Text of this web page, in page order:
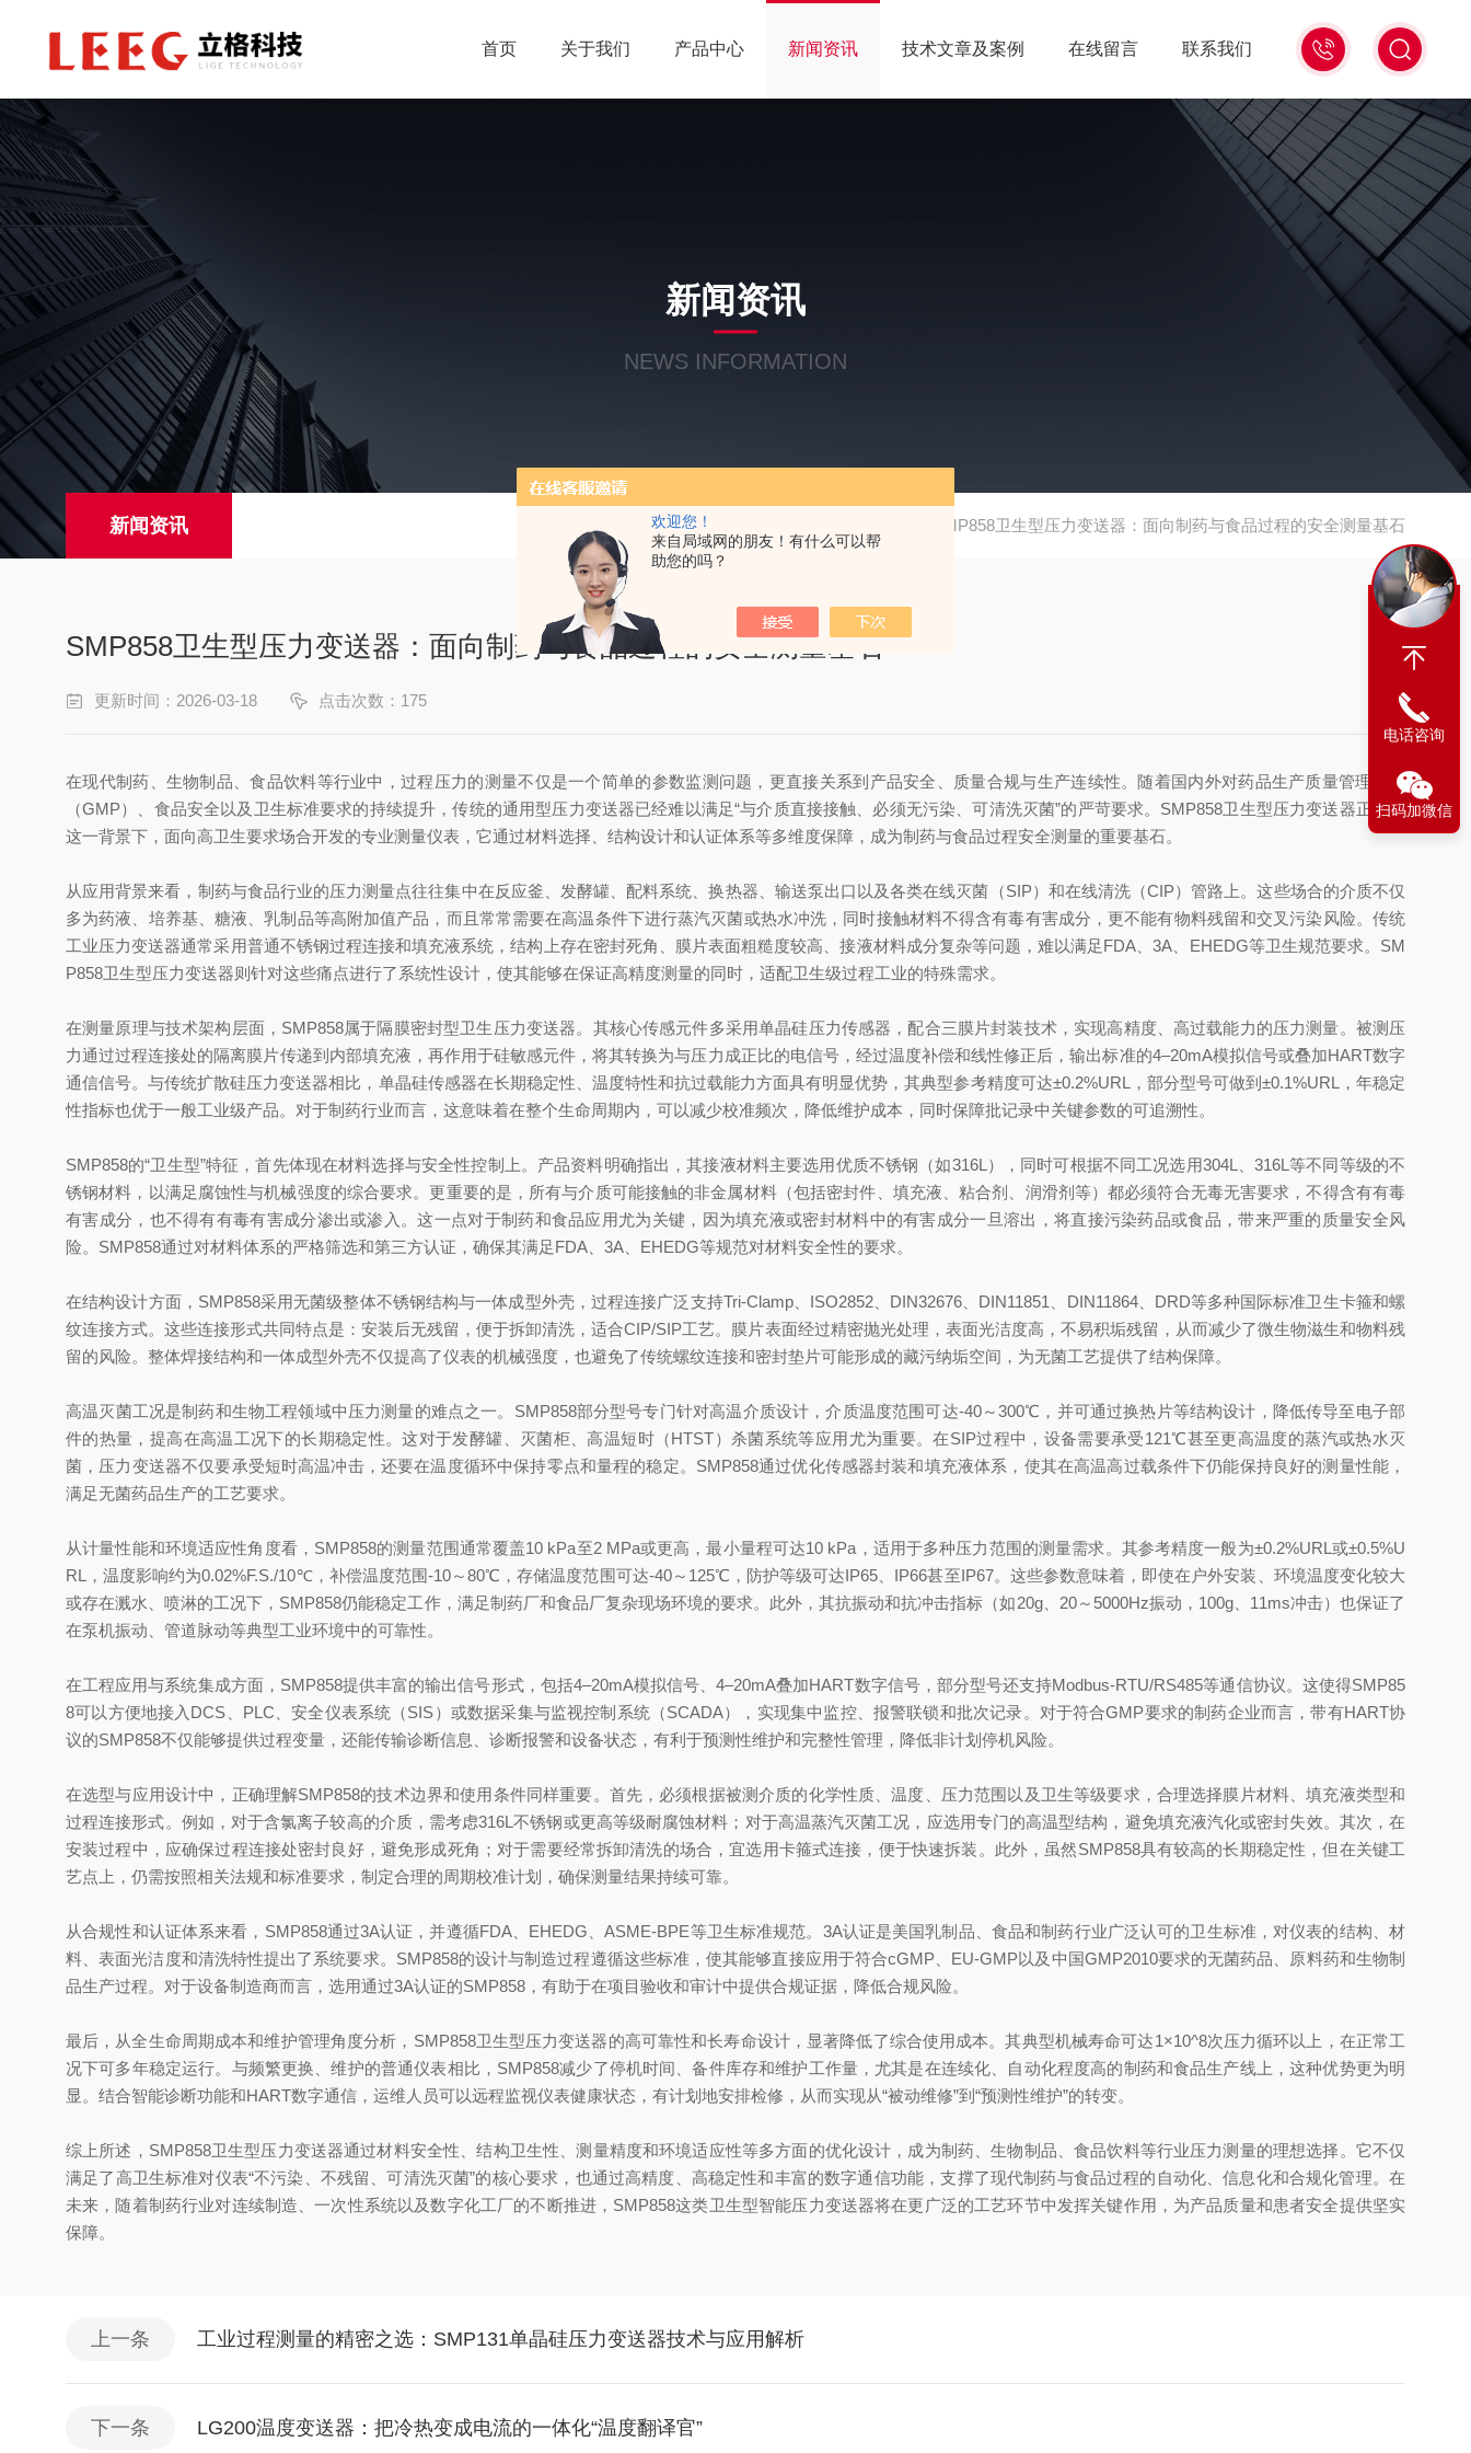
欢迎您！
来自局域网的朋友！有什么可以帮
助您的吗？
020-
85533515
首页 关于我们 产品中心 新闻资讯 技术文章及案例 在线留言 联系我们
新闻资讯
NEWS INFORMATION
新闻资讯 当前位置： SMP858卫生型压力变送器：面向制药与食品过程的安全测量基石
SMP858卫生型压力变送器：面向制药与食品过程的安全测量基石
更新时间：2026-03-18 点击次数：175
在现代制药、生物制品、食品饮料等行业中，过程压力的测量不仅是一个简单的参数监测问题，更直接关系到产品安全、质量合规与生产连续性。随着国内外对药品生产质量管理规范
（GMP）、食品安全以及卫生标准要求的持续提升，传统的通用型压力变送器已经难以满足“与介质直接接触、必须无污染、可清洗灭菌”的严苛要求。SMP858卫生型压力变送器正是在
这一背景下，面向高卫生要求场合开发的专业测量仪表，它通过材料选择、结构设计和认证体系等多维度保障，成为制药与食品过程安全测量的重要基石。
从应用背景来看，制药与食品行业的压力测量点往往集中在反应釜、发酵罐、配料系统、换热器、输送泵出口以及各类在线灭菌（SIP）和在线清洗（CIP）管路上。这些场合的介质不仅
多为药液、培养基、糖液、乳制品等高附加值产品，而且常常需要在高温条件下进行蒸汽灭菌或热水冲洗，同时接触材料不得含有毒有害成分，更不能有物料残留和交叉污染风险。传统
工业压力变送器通常采用普通不锈钢过程连接和填充液系统，结构上存在密封死角、膜片表面粗糙度较高、接液材料成分复杂等问题，难以满足FDA、3A、EHEDG等卫生规范要求。SM
P858卫生型压力变送器则针对这些痛点进行了系统性设计，使其能够在保证高精度测量的同时，适配卫生级过程工业的特殊需求。
在测量原理与技术架构层面，SMP858属于隔膜密封型卫生压力变送器。其核心传感元件多采用单晶硅压力传感器，配合三膜片封装技术，实现高精度、高过载能力的压力测量。被测压
力通过过程连接处的隔离膜片传递到内部填充液，再作用于硅敏感元件，将其转换为与压力成正比的电信号，经过温度补偿和线性修正后，输出标准的4–20mA模拟信号或叠加HART数字
通信信号。与传统扩散硅压力变送器相比，单晶硅传感器在长期稳定性、温度特性和抗过载能力方面具有明显优势，其典型参考精度可达±0.2%URL，部分型号可做到±0.1%URL，年稳定
性指标也优于一般工业级产品。对于制药行业而言，这意味着在整个生命周期内，可以减少校准频次，降低维护成本，同时保障批记录中关键参数的可追溯性。
SMP858的“卫生型”特征，首先体现在材料选择与安全性控制上。产品资料明确指出，其接液材料主要选用优质不锈钢（如316L），同时可根据不同工况选用304L、316L等不同等级的不
锈钢材料，以满足腐蚀性与机械强度的综合要求。更重要的是，所有与介质可能接触的非金属材料（包括密封件、填充液、粘合剂、润滑剂等）都必须符合无毒无害要求，不得含有有毒
有害成分，也不得有有毒有害成分渗出或渗入。这一点对于制药和食品应用尤为关键，因为填充液或密封材料中的有害成分一旦溶出，将直接污染药品或食品，带来严重的质量安全风
险。SMP858通过对材料体系的严格筛选和第三方认证，确保其满足FDA、3A、EHEDG等规范对材料安全性的要求。
在结构设计方面，SMP858采用无菌级整体不锈钢结构与一体成型外壳，过程连接广泛支持Tri-Clamp、ISO2852、DIN32676、DIN11851、DIN11864、DRD等多种国际标准卫生卡箍和螺
纹连接方式。这些连接形式共同特点是：安装后无残留，便于拆卸清洗，适合CIP/SIP工艺。膜片表面经过精密抛光处理，表面光洁度高，不易积垢残留，从而减少了微生物滋生和物料残
留的风险。整体焊接结构和一体成型外壳不仅提高了仪表的机械强度，也避免了传统螺纹连接和密封垫片可能形成的藏污纳垢空间，为无菌工艺提供了结构保障。
高温灭菌工况是制药和生物工程领域中压力测量的难点之一。SMP858部分型号专门针对高温介质设计，介质温度范围可达-40～300℃，并可通过换热片等结构设计，降低传导至电子部
件的热量，提高在高温工况下的长期稳定性。这对于发酵罐、灭菌柜、高温短时（HTST）杀菌系统等应用尤为重要。在SIP过程中，设备需要承受121℃甚至更高温度的蒸汽或热水灭
菌，压力变送器不仅要承受短时高温冲击，还要在温度循环中保持零点和量程的稳定。SMP858通过优化传感器封装和填充液体系，使其在高温高过载条件下仍能保持良好的测量性能，
满足无菌药品生产的工艺要求。
从计量性能和环境适应性角度看，SMP858的测量范围通常覆盖10 kPa至2 MPa或更高，最小量程可达10 kPa，适用于多种压力范围的测量需求。其参考精度一般为±0.2%URL或±0.5%U
RL，温度影响约为0.02%F.S./10℃，补偿温度范围-10～80℃，存储温度范围可达-40～125℃，防护等级可达IP65、IP66甚至IP67。这些参数意味着，即使在户外安装、环境温度变化较大
或存在溅水、喷淋的工况下，SMP858仍能稳定工作，满足制药厂和食品厂复杂现场环境的要求。此外，其抗振动和抗冲击指标（如20g、20～5000Hz振动，100g、11ms冲击）也保证了
在泵机振动、管道脉动等典型工业环境中的可靠性。
在工程应用与系统集成方面，SMP858提供丰富的输出信号形式，包括4–20mA模拟信号、4–20mA叠加HART数字信号，部分型号还支持Modbus-RTU/RS485等通信协议。这使得SMP85
8可以方便地接入DCS、PLC、安全仪表系统（SIS）或数据采集与监视控制系统（SCADA），实现集中监控、报警联锁和批次记录。对于符合GMP要求的制药企业而言，带有HART协
议的SMP858不仅能够提供过程变量，还能传输诊断信息、诊断报警和设备状态，有利于预测性维护和完整性管理，降低非计划停机风险。
在选型与应用设计中，正确理解SMP858的技术边界和使用条件同样重要。首先，必须根据被测介质的化学性质、温度、压力范围以及卫生等级要求，合理选择膜片材料、填充液类型和
过程连接形式。例如，对于含氯离子较高的介质，需考虑316L不锈钢或更高等级耐腐蚀材料；对于高温蒸汽灭菌工况，应选用专门的高温型结构，避免填充液汽化或密封失效。其次，在
安装过程中，应确保过程连接处密封良好，避免形成死角；对于需要经常拆卸清洗的场合，宜选用卡箍式连接，便于快速拆装。此外，虽然SMP858具有较高的长期稳定性，但在关键工
艺点上，仍需按照相关法规和标准要求，制定合理的周期校准计划，确保测量结果持续可靠。
从合规性和认证体系来看，SMP858通过3A认证，并遵循FDA、EHEDG、ASME-BPE等卫生标准规范。3A认证是美国乳制品、食品和制药行业广泛认可的卫生标准，对仪表的结构、材
料、表面光洁度和清洗特性提出了系统要求。SMP858的设计与制造过程遵循这些标准，使其能够直接应用于符合cGMP、EU-GMP以及中国GMP2010要求的无菌药品、原料药和生物制
品生产过程。对于设备制造商而言，选用通过3A认证的SMP858，有助于在项目验收和审计中提供合规证据，降低合规风险。
最后，从全生命周期成本和维护管理角度分析，SMP858卫生型压力变送器的高可靠性和长寿命设计，显著降低了综合使用成本。其典型机械寿命可达1×10^8次压力循环以上，在正常工
况下可多年稳定运行。与频繁更换、维护的普通仪表相比，SMP858减少了停机时间、备件库存和维护工作量，尤其是在连续化、自动化程度高的制药和食品生产线上，这种优势更为明
显。结合智能诊断功能和HART数字通信，运维人员可以远程监视仪表健康状态，有计划地安排检修，从而实现从“被动维修”到“预测性维护”的转变。
综上所述，SMP858卫生型压力变送器通过材料安全性、结构卫生性、测量精度和环境适应性等多方面的优化设计，成为制药、生物制品、食品饮料等行业压力测量的理想选择。它不仅
满足了高卫生标准对仪表“不污染、不残留、可清洗灭菌”的核心要求，也通过高精度、高稳定性和丰富的数字通信功能，支撑了现代制药与食品过程的自动化、信息化和合规化管理。在
未来，随着制药行业对连续制造、一次性系统以及数字化工厂的不断推进，SMP858这类卫生型智能压力变送器将在更广泛的工艺环节中发挥关键作用，为产品质量和患者安全提供坚实
保障。
上一条 工业过程测量的精密之选：SMP131单晶硅压力变送器技术与应用解析
下一条 LG200温度变送器：把冷热变成电流的一体化“温度翻译官”
电话咨询
扫码加微信